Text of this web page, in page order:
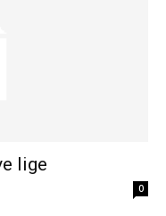
lige
0